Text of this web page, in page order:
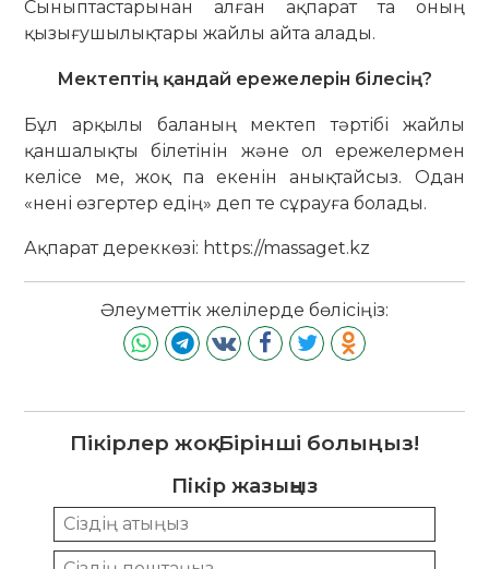
Сыныптастарынан алған ақпарат та оның
қызығушылықтары жайлы айта алады.
Мектептің қандай ережелерін білесің?
Бұл арқылы баланың мектеп тәртібі жайлы
қаншалықты білетінін және ол ережелермен
келісе ме, жоқ па екенін анықтайсыз. Одан
«нені өзгертер едің» деп те сұрауға болады.
Ақпарат дереккөзі: https://massaget.kz
Әлеуметтік желілерде бөлісіңіз:
Пікірлер жоқ. Бірінші болыңыз!
Пікір жазыңыз